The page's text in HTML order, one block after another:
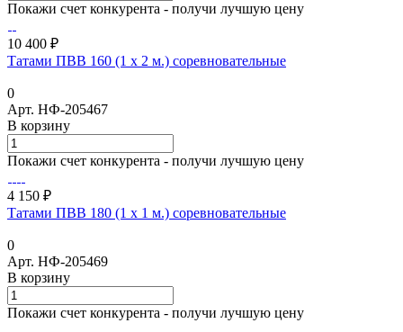
Покажи счет конкурента - получи лучшую цену
10 400 ₽
Татами ПВВ 160 (1 х 2 м.) соревновательные
0
Арт. НФ-205467
В корзину
Покажи счет конкурента - получи лучшую цену
4 150 ₽
Татами ПВВ 180 (1 х 1 м.) соревновательные
0
Арт. НФ-205469
В корзину
Покажи счет конкурента - получи лучшую цену